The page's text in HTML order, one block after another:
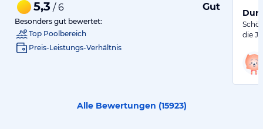
5,3 / 6 Gut
Besonders gut bewertet:
Top Poolbereich
Preis-Leistungs-Verhältnis
die
Alle Bewertungen (15923)